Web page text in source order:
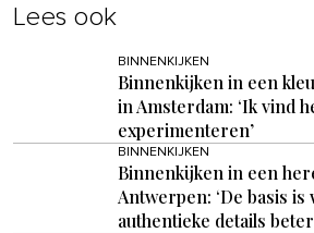
Lees ook
BINNENKIJKEN
Binnenkijken in een
in Amsterdam: ‘Ik vind
experimenteren’
BINNENKIJKEN
Binnenkijken in een
Antwerpen: ‘De basis
authentieke details